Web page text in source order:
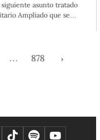
asunto tratado
Ampliado que se
de 2026: Plan de
PUCP 2026,
[…]… 878 ›